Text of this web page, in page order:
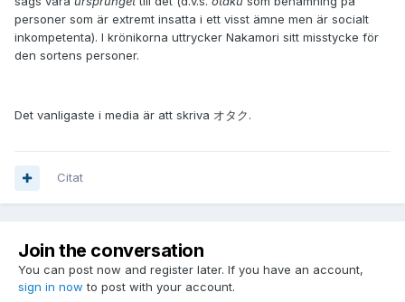
personer som är extremt insatta i ett visst ämne men är socialt
inkompetenta). I krönikorna uttrycker Nakamori sitt misstycke för
den sortens personer.
Det vanligaste i media är att skriva オタク.
Citat
Join the conversation
You can post now and register later. If you have an account,
sign in now to post with your account.